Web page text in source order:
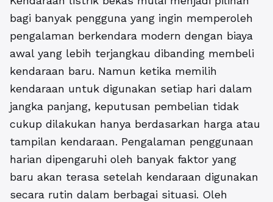
bagi banyak pengguna yang ingin memperoleh
pengalaman berkendara modern dengan biaya
awal yang lebih terjangkau dibanding membeli
kendaraan baru. Namun ketika memilih
kendaraan untuk digunakan setiap hari dalam
jangka panjang, keputusan pembelian tidak
cukup dilakukan hanya berdasarkan harga atau
tampilan kendaraan. Pengalaman penggunaan
harian dipengaruhi oleh banyak faktor yang
baru akan terasa setelah kendaraan digunakan
secara rutin dalam berbagai situasi. Oleh